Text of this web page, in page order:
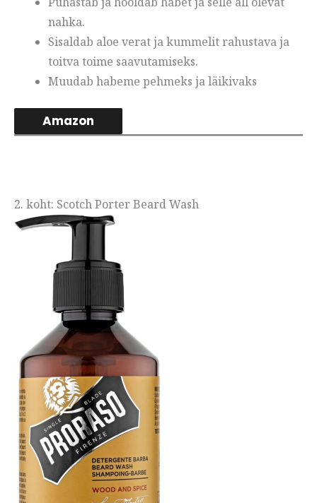
nahka.
Sisaldab aloe verat ja kummelit rahustava ja
toitva toime saavutamiseks.
Muudab habeme pehmeks ja läikivaks
Amazon
2. koht: Scotch Porter Beard Wash